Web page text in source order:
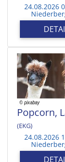
24.08.2026
Popcorn,
(EKG)
24.08.2026